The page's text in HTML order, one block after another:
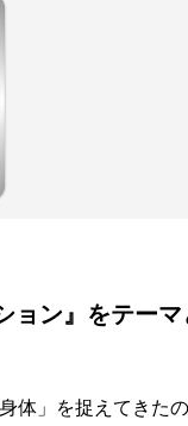
ョン』をテー
体」を捉えてきた